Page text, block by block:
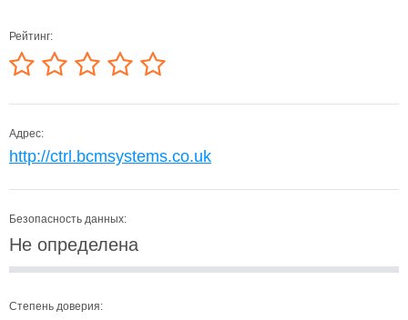
Рейтинг:
Адрес:
http://ctrl.bcmsystems.co.uk
Безопасность данных:
Не определена
Степень доверия: